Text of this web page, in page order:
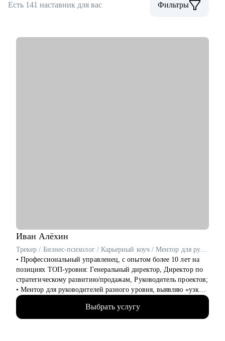
Есть 141 наставник для вас Фильтры
Иван Алёхин
Трекер / Бизнес-психолог / Карьерный коуч / Ментор для руководителей среднего и высшего звена
• Профессиональный управленец, с опытом более 10 лет на
позициях ТОП-уровня: Генеральный директор, Директор по
стратегическому развитию/продажам, Руководитель проектов;
• Ментор для руководителей разного уровня, выявляю «узкие
места – точки роста», как в бизнесе, так и на карьерном пути;
• В портфолио более 2000+ отработанных резюме, 750+
собеседований, более 800 карьерных консультаций;
Выбрать услугу